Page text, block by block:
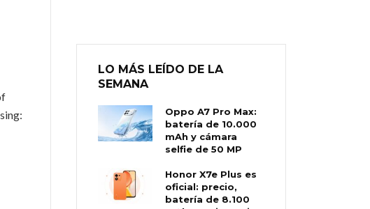
LO MÁS LEÍDO DE LA
SEMANA
Oppo A7 Pro Max:
batería de 10.000
mAh y cámara
selfie de 50 MP
Honor X7e Plus es
oficial: precio,
batería de 8.100